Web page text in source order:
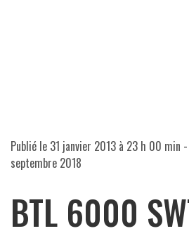
Publié le 31 janvier 2013 à 23 h 00 min
septembre 2018
BTL 6000